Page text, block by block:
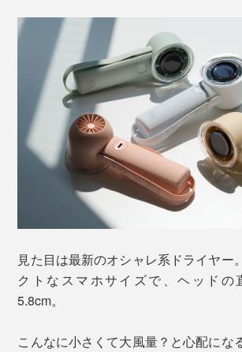
見た目は最新のオシャレ系ドライヤー
クトなスマホサイズで、ヘッドの
5.8cm。
こんなに小さくて大風量？と心配にな